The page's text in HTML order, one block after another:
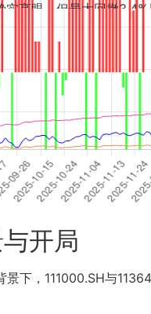
3.4%是在什么市场...
开局
景下，111000.SH与